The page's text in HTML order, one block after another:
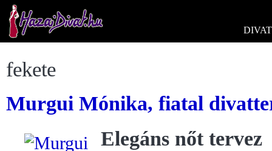
DIVAT
fekete
Murgui Mónika, fiatal
Elegáns nőt tervez